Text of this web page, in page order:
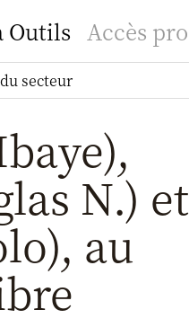
secteur
Outils Accès pro
N.) et
au